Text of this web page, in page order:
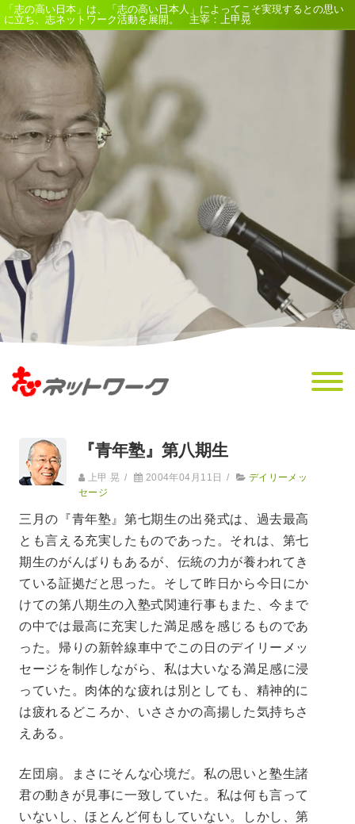
「志の高い日本」は、「志の高い日本人」によってこそ実現するとの思い
に立ち、志ネットワーク活動を展開。 主宰：上甲晃
『青年塾』第八期生
上甲 晃 / 2004年04月11日 /
デイリーメッ
セージ
三月の『青年塾』第七期生の出発式は、過去最高
とも言える充実したものであった。それは、第七
期生のがんばりもあるが、伝統の力が養われてき
ている証拠だと思った。そして昨日から今日にか
けての第八期生の入塾式関連行事もまた、今まで
の中では最高に充実した満足感を感じるものであ
った。帰りの新幹線車中でこの日のデイリーメッ
セージを制作しながら、私は大いなる満足感に浸
っていた。肉体的な疲れは別としても、精神的に
は疲れるどころか、いささかの高揚した気持ちさ
えある。
左団扇。まさにそんな心境だ。私の思いと塾生諸
君の動きが見事に一致していた。私は何も言って
いないし、ほとんど何もしていない。しかし、第